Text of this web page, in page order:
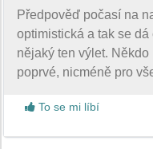
Předpověď počasí na
optimistická a tak se
nějaký ten výlet.
poprvé, nicméně pro
To se mi líbí